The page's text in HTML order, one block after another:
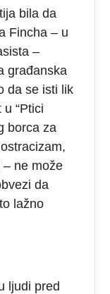
bila da
Fincha – u
–
građanska
da se isti lik
u “Ptici
borca za
– ne može
da
lažno
ljudi pred